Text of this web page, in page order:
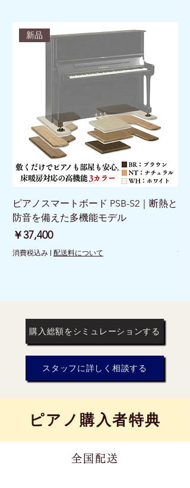
新品
ピアノスマートボード PSB-S2｜断熱と
防音を備えた多機能モデル
価格
￥37,400
消費税込み | 配送料について 消
購入総額をシミュレーションする
スタッフに詳しく相談する
​ピアノ購入者特典
全国配送